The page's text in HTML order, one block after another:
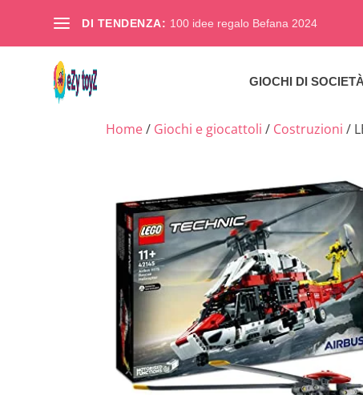
DI TENDENZA: 100 idee regalo Befana 2024
GIOCHI DI SOCIETÀ
Home/ Giochi e giocattoli / Costruzioni /